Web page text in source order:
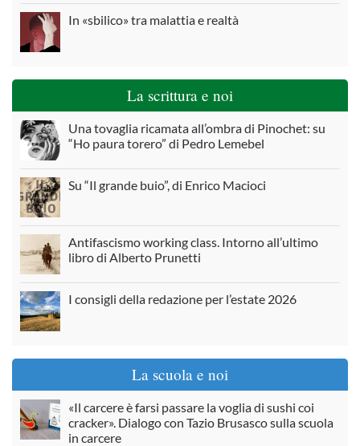
In «sbilico» tra malattia e realtà
La scrittura e noi
Una tovaglia ricamata all’ombra di Pinochet: su
“Ho paura torero” di Pedro Lemebel
Su “Il grande buio”, di Enrico Macioci
Antifascismo working class. Intorno all’ultimo
libro di Alberto Prunetti
I consigli della redazione per l’estate 2026
La scuola e noi
«Il carcere è farsi passare la voglia di sushi coi
cracker». Dialogo con Tazio Brusasco sulla scuola
in carcere